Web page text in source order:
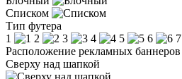
Списком
Тип футера
1
2 3 4 5 6
7
Расположение рекламных баннеров
Сверху над шапкой